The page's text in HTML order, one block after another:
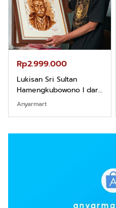
Rp2.999.000
Lukisan Sri Sultan
Hamengkubowono I dari
Kopi Karya Rudi Winarso
Anyarmart